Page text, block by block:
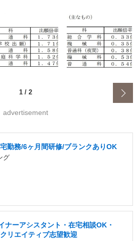
1 / 2
advertisement
勤務/6ヶ月間研修/ブランクありOK
グ
ナーアシスタント・在宅相談OK・
リエイティブ志望歓迎